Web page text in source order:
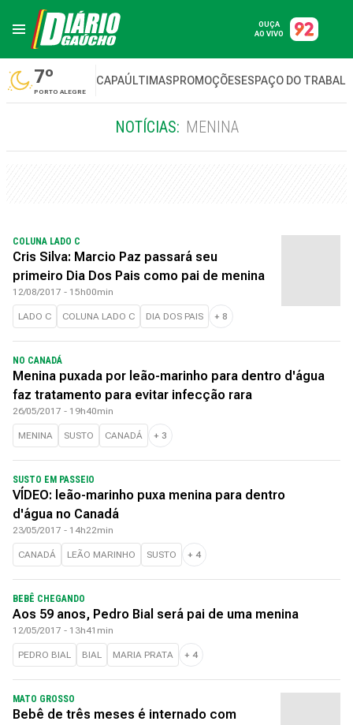
OUÇA
AO VIVO
7º
PORTO ALEGRE
CAPAÚLTIMASPROMOÇÕESESPAÇO DO
NOTÍCIAS: MENINA
COLUNA LADO C
Cris Silva: Marcio Paz passará seu
primeiro Dia Dos Pais como pai de menina
12/08/2017 - 15h00min
LADO C COLUNA LADO C DIA DOS PAIS + 8
NO CANADÁ
Menina puxada por leão-marinho para dentro d'água
faz tratamento para evitar infecção rara
26/05/2017 - 19h40min
MENINA SUSTO CANADÁ + 3
SUSTO EM PASSEIO
VÍDEO: leão-marinho puxa menina para dentro
d'água no Canadá
23/05/2017 - 14h22min
CANADÁ LEÃO MARINHO SUSTO + 4
BEBÊ CHEGANDO
Aos 59 anos, Pedro Bial será pai de uma menina
12/05/2017 - 13h41min
PEDRO BIAL BIAL MARIA PRATA + 4
MATO GROSSO
Bebê de três meses é internado com